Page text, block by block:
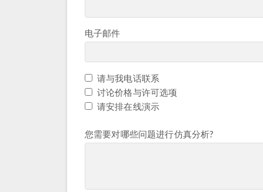
电子邮件
验证码校验
请与我电话联系
讨论价格与许可选项
请安排在线演示
您需要对哪些问题进行仿真分析?